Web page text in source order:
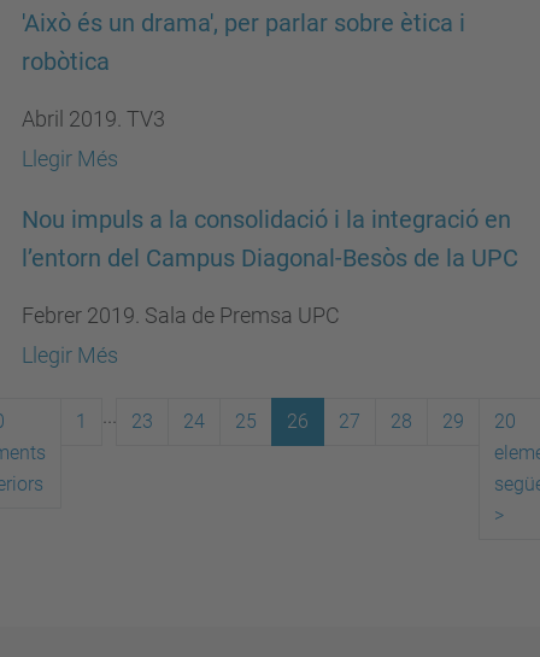
'Això és un drama', per parlar sobre ètica i
robòtica
Abril 2019. TV3
Llegir Més
Nou impuls a la consolidació i la integració en
l’entorn del Campus Diagonal-Besòs de la UPC
Febrer 2019. Sala de Premsa UPC
Llegir Més
1 23 24 25 26 27 28 29
20
>